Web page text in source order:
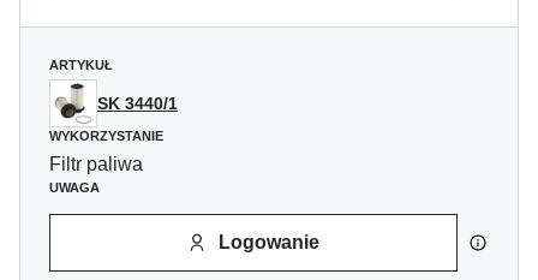
ARTYKUŁ
SK 3440/1
WYKORZYSTANIE
Filtr paliwa
UWAGA
Logowanie